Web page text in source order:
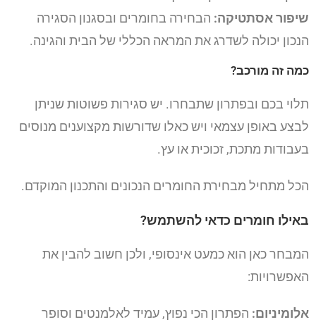
שיפור אסתטיקה: הבחירה בחומרים ובסגנון הסגירה
הנכון יכולה לשדרג את המראה הכללי של הבית והגינה.
כמה זה מורכב?
תלוי בכם ובפתרון שתבחרו. יש סגירות פשוטות שניתן
לבצע באופן עצמאי ויש כאלו שדורשות מקצוענים מנוסים
בעבודות מתכת, זכוכית או עץ.
הכל מתחיל מבחירת החומרים הנכונים והתכנון המוקדם.
באילו חומרים כדאי להשתמש?
המבחר כאן הוא כמעט אינסופי, ולכן חשוב להבין את
האפשרויות:
אלומיניום: הפתרון הכי נפוץ, עמיד לאלמנטים וסופר